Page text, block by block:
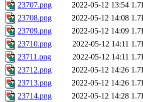
23707.png
2022-05-12 13:54
23708.png
2022-05-12 14:08
23709.png
2022-05-12 14:09
23710.png
2022-05-12 14:11
23711.png
2022-05-12 14:11
23712.png
2022-05-12 14:26
23713.png
2022-05-12 14:26
23714.png
2022-05-12 14:28